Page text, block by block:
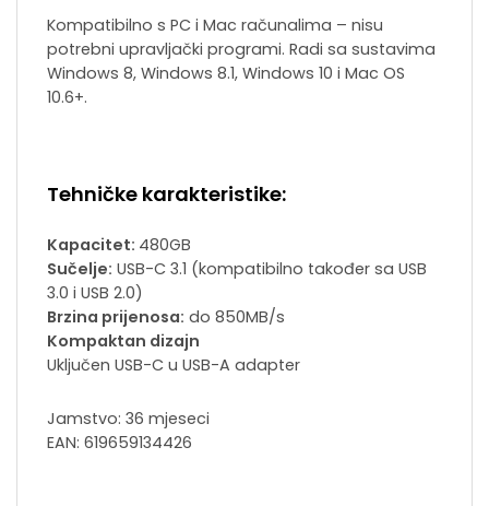
Kompatibilno s PC i Mac računalima – nisu
potrebni upravljački programi. Radi sa sustavima
Windows 8, Windows 8.1, Windows 10 i Mac OS
10.6+.
Tehničke karakteristike:
Kapacitet: 480GB
Sučelje: USB-C 3.1 (kompatibilno također sa USB
3.0 i USB 2.0)
Brzina prijenosa: do 850MB/s
Kompaktan dizajn
Uključen USB-C u USB-A adapter
Jamstvo: 36 mjeseci
EAN: 619659134426